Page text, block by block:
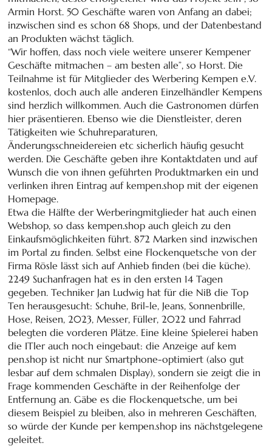
Armin Horst. 50 Geschäfte waren von Anfang an dabei;
inzwischen sind es schon 68 Shops, und der Datenbestand
an Produkten wächst täglich.
“Wir hoffen, dass noch viele weitere unserer Kempener
Geschäfte mitmachen – am besten alle”, so Horst. Die
Teilnahme ist für Mitglieder des Werbe­ring Kempen e.V.
kostenlos, doch auch alle anderen Einzel­händler Kempens
sind herzlich willkommen. Auch die Gastronomen dürfen
hier präsentieren. Ebenso wie die Dienstleister, deren
Tätigkeiten wie Schuhreparaturen,
Änderungsschneidereien etc sicherlich häufig gesucht
werden. Die Geschäfte geben ihre Kontaktdaten und auf
Wunsch die von ihnen geführten Produktmarken ein und
verlinken ihren Eintrag auf kempen.shop mit der eigenen
Homepage.
Etwa die Hälfte der Werberingmitglieder hat auch einen
Webshop, so dass kempen.shop auch gleich zu den
Einkaufsmöglichkeiten führt. 872 Marken sind inzwischen
im Portal zu finden. Selbst eine Flockenquetsche von der
Firma Rösle lässt sich auf Anhieb finden (bei die küche).
2249 Suchanfragen hat es in den ersten 14 Tagen
gegeben. Techniker Jan Ludwig hat für die NiB die Top
Ten herausgesucht: Schuhe, Bril-le, Jeans, Sonnenbrille,
Hose, Reisen, 2023, Messer, Füller, 2022 und Fahrrad
belegten die vorderen Plätze. Eine kleine Spielerei haben
die ITler auch noch eingebaut: die Anzeige auf kem
pen.shop ist nicht nur Smartphone-optimiert (also gut
lesbar auf dem schmalen Display), sondern sie zeigt die in
Frage kommenden Geschäfte in der Reihenfolge der
Entfernung an. Gäbe es die Flockenquetsche, um bei
diesem Beispiel zu bleiben, also in mehreren Geschäften,
so würde der Kunde per kempen.shop ins nächstgelegene
geleitet.